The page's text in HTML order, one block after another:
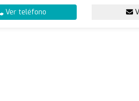
Ver teléfono